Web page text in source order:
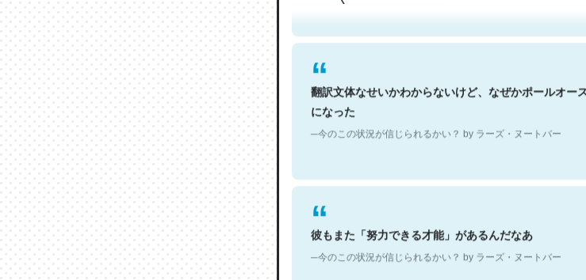
翻訳文体なせいかわからないけど、なぜかポールオー
になった
─今のこの状況が信じられるかい？ by ラーズ・ヌートバー
彼もまた「努力できる才能」があるんだなあ
─今のこの状況が信じられるかい？ by ラーズ・ヌートバー